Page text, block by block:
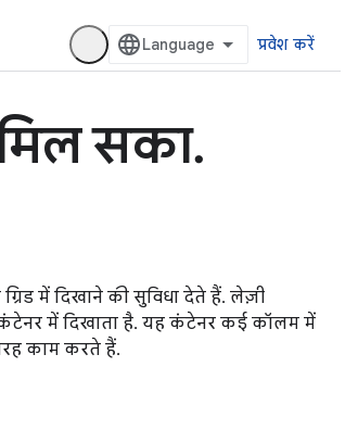
में दिखाने की सुविधा देते हैं. लेज़ी
कंटेनर में दिखाता है. यह कंटेनर कई कॉलम में
काम करते हैं.